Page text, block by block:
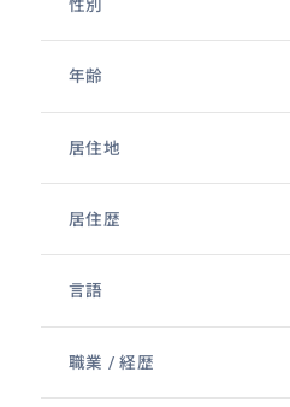
性別
年齢
居住地
居住歴
言語
職業 / 経歴